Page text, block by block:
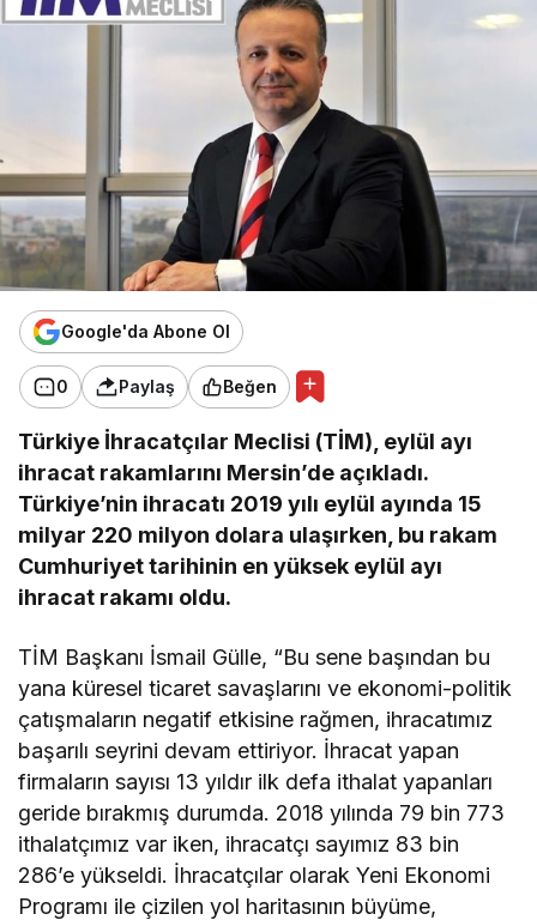
Google'da Abone Ol
0 Paylaş Beğen
Türkiye İhracatçılar Meclisi (TİM), eylül ayı
ihracat rakamlarını Mersin’de açıkladı.
Türkiye’nin ihracatı 2019 yılı eylül ayında 15
milyar 220 milyon dolara ulaşırken, bu rakam
Cumhuriyet tarihinin en yüksek eylül ayı
ihracat rakamı oldu.
TİM Başkanı İsmail Gülle, “Bu sene başından bu
yana küresel ticaret savaşlarını ve ekonomi-politik
çatışmaların negatif etkisine rağmen, ihracatımız
başarılı seyrini devam ettiriyor. İhracat yapan
firmaların sayısı 13 yıldır ilk defa ithalat yapanları
geride bırakmış durumda. 2018 yılında 79 bin 773
ithalatçımız var iken, ihracatçı sayımız 83 bin
286’e yükseldi. İhracatçılar olarak Yeni Ekonomi
Programı ile çizilen yol haritasının büyüme,